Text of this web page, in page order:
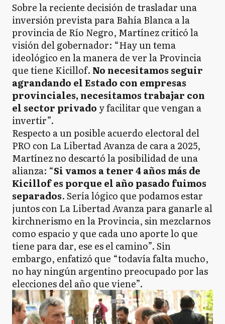
Sobre la reciente decisión de trasladar una
inversión prevista para Bahía Blanca a la
provincia de Río Negro, Martínez criticó la
visión del gobernador: “Hay un tema
ideológico en la manera de ver la Provincia
que tiene Kicillof. No necesitamos seguir
agrandando el Estado con empresas
provinciales, necesitamos trabajar con
el sector privado y facilitar que vengan a
invertir”.
Respecto a un posible acuerdo electoral del
PRO con La Libertad Avanza de cara a 2025,
Martínez no descartó la posibilidad de una
alianza: “Si vamos a tener 4 años más de
Kicillof es porque el año pasado fuimos
separados. Sería lógico que podamos estar
juntos con La Libertad Avanza para ganarle al
kirchnerismo en la Provincia, sin mezclarnos
como espacio y que cada uno aporte lo que
tiene para dar, ese es el camino”. Sin
embargo, enfatizó que “todavía falta mucho,
no hay ningún argentino preocupado por las
elecciones del año que viene”.